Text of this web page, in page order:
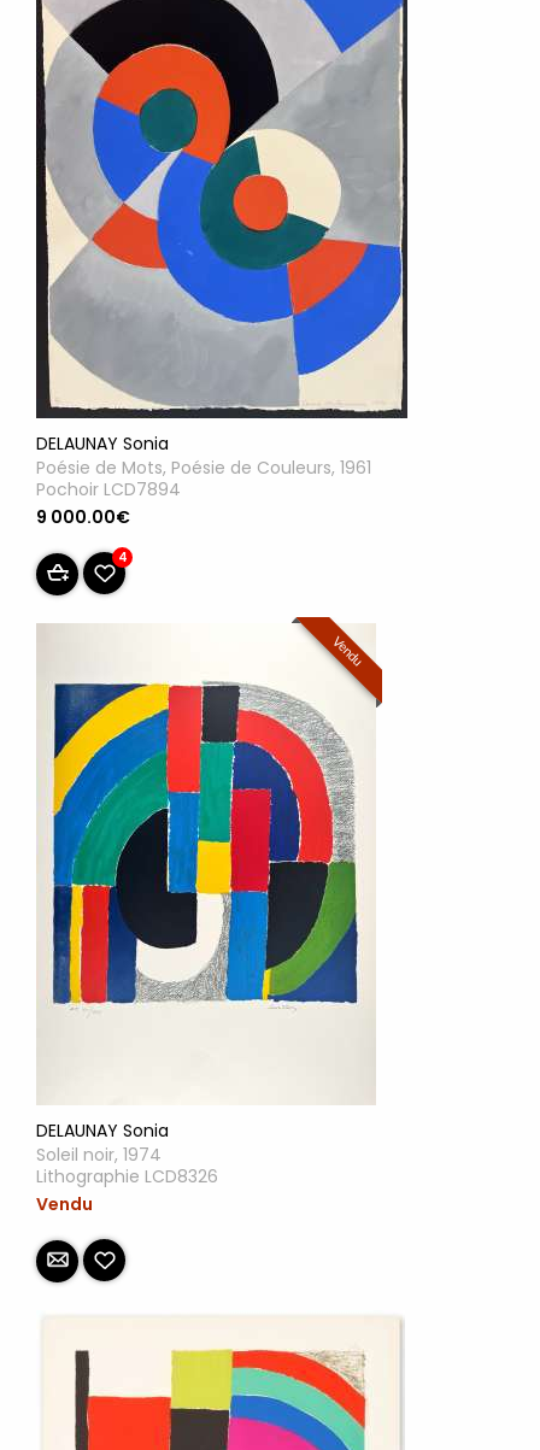
DELAUNAY Sonia
Poésie de Mots, Poésie de Couleurs, 1961
Pochoir LCD7894
9 000.00€
4
Vendu
DELAUNAY Sonia
Soleil noir, 1974
Lithographie LCD8326
Vendu